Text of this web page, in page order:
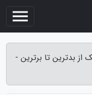
از بدترین تا برترین -